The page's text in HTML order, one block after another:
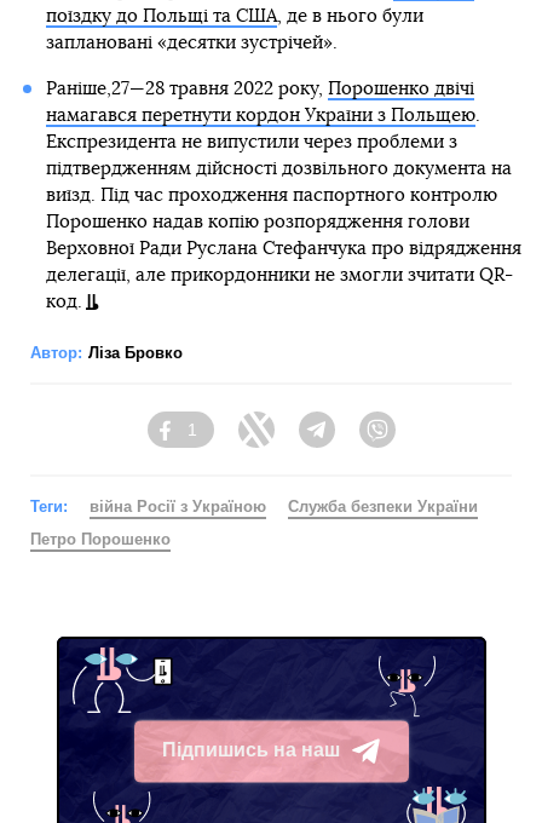
поїздку до Польщі та США, де в нього були
заплановані «десятки зустрічей».
Раніше,27—28 травня 2022 року, Порошенко двічі
намагався перетнути кордон України з Польщею.
Експрезидента не випустили через проблеми з
підтвердженням дійсності дозвільного документа на
виїзд. Під час проходження паспортного контролю
Порошенко надав копію розпорядження голови
Верховної Ради Руслана Стефанчука про відрядження
делегації, але прикордонники не змогли зчитати QR-
код.
Автор: Ліза Бровко
Facebook
1
Twitter TelegramViber
Теги: війна Росії з Україною
Служба безпеки України
Петро Порошенко
Підпишись на наш
Telegram